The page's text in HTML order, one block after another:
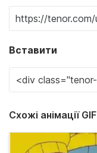
Вставити
Схожі анімації GIF